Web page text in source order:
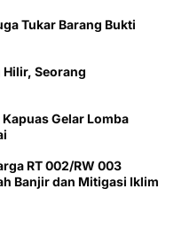
Tukar Barang Bukti
Seorang
Kapuas Gelar Lomba
RT 002/RW 003
Banjir dan Mitigasi Iklim